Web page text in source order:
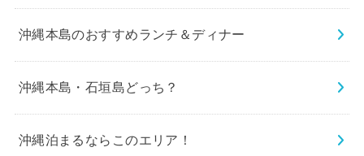
沖縄本島のおすすめランチ＆ディナー
沖縄本島・石垣島どっち？
沖縄泊まるならこのエリア！